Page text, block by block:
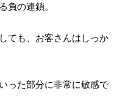
負の連鎖。
ても、お客さんはしっか
った部分に非常に敏感で